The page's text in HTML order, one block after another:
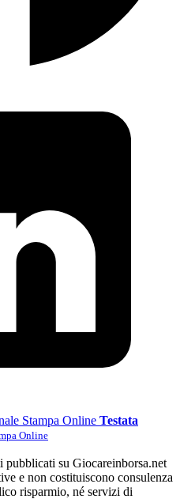
Testata
Online
pubblicati su Giocareinborsa.net
e non costituiscono consulenza
risparmio, né servizi di